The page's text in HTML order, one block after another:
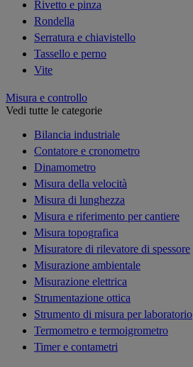
Rivetto e pinza
Rondella
Serratura e chiavistello
Tassello e perno
Vite
Misura e controllo
Vedi tutte le categorie
Bilancia industriale
Contatore e cronometro
Dinamometro
Misura della velocità
Misura di lunghezza
Misura e riferimento per cantiere
Misura topografica
Misuratore di rilevatore di spessore
Misurazione ambientale
Misurazione elettrica
Strumentazione ottica
Strumento di misura per laboratorio
Termometro e termoigrometro
Timer e contametri